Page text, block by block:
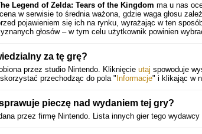
Legend of Zelda: Tears of the Kingdom ma u nas
w serwisie to średnia ważona, gdzie waga głosu
pojawieniem się ich na rynku, wyrażając w ten
głosów – w tym celu użytkownik powinien
za tę grę?
przez studio Nintendo. Kliknięcie utaj spowoduje
przechodząc do pola " Informacje" i klikając w
pieczę nad wydaniem tej gry?
przez firmę Nintendo. Lista innych gier tego